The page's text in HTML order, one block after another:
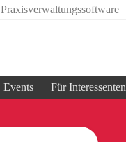
Praxisverwaltungssoftware
Events Für Interessenten